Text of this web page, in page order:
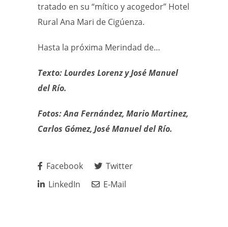
tratado en su “mítico y acogedor” Hotel
Rural Ana Mari de Cigúenza.
Hasta la próxima Merindad de…
Texto: Lourdes Lorenz y José Manuel
del Río.
Fotos: Ana Fernández, Mario Martinez,
Carlos Gómez, José Manuel del Río.
Facebook
Twitter
LinkedIn
E-Mail